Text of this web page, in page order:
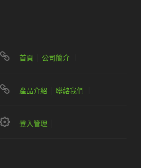
首頁 公司簡介
產品介紹 聯絡我們
登入管理